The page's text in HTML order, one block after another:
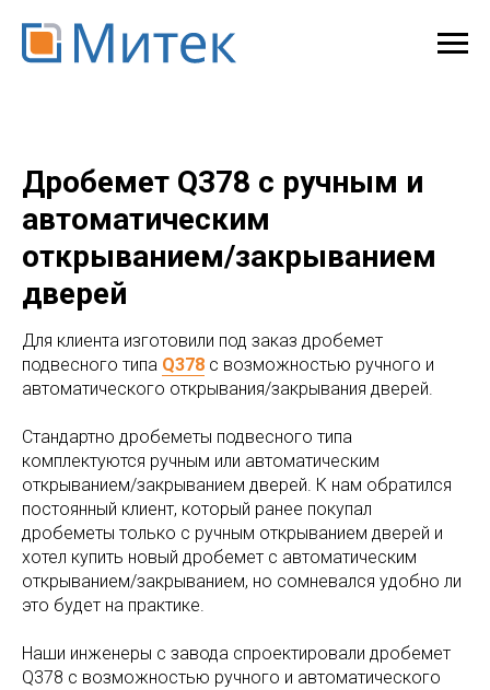
Дробемет Q378 с ручным и
автоматическим
открыванием/закрыванием
дверей
Для клиента изготовили под заказ дробемет
подвесного типа Q378 с возможностью ручного и
автоматического открывания/закрывания дверей.
Стандартно дробеметы подвесного типа
комплектуются ручным или автоматическим
открыванием/закрыванием дверей. К нам обратился
постоянный клиент, который ранее покупал
дробеметы только с ручным открыванием дверей и
хотел купить новый дробемет с автоматическим
открыванием/закрыванием, но сомневался удобно ли
это будет на практике.
Наши инженеры с завода спроектировали дробемет
Q378 с возможностью ручного и автоматического